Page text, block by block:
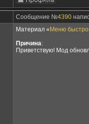
Сообщение №4390
Материал « Меню
Причина:
Приветствую! Мод